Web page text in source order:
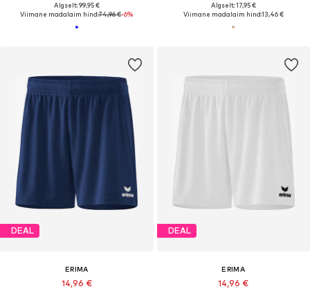
Algselt: 99,95 €
Viimane madalaim hind:74,96 €-6%
Algselt: 17,95 €
Viimane madalaim hind:13,46 €
DEAL
ERIMA
14,96 €
DEAL
ERIMA
14,96 €